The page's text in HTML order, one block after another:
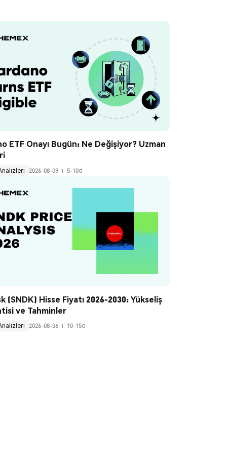
ETF Onayı Bugün: Ne Değişiyor? Uzman
2026-08-09 5-10d
(SNDK) Hisse Fiyatı 2026-2030: Yükseliş
ve Tahminler
2026-08-06 10-15d